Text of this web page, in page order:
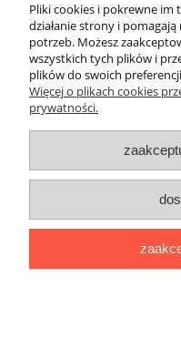
Pliki cookies i pokrewne
działanie strony i
potrzeb. Możesz
wszystkich tych plików i
plików do swoich
Więcej o plikach cookies
prywatności.